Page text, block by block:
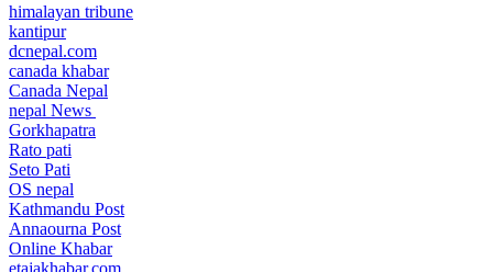
himalayan tribune
kantipur
dcnepal.com
canada khabar
Canada Nepal​
nepal News
Gorkhapatra
Rato pati
Seto Pati
OS nepal
Kathmandu Post
Annaourna Post
Online Khabar
etajakhabar.com